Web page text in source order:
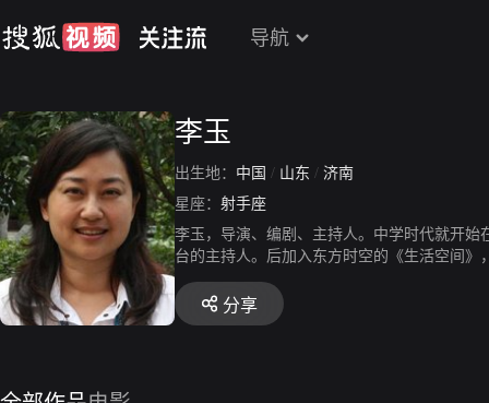
导航
李玉
出生地： 中国 / 山东 / 济南
星座： 射手座
李玉，导演、编剧、主持人。中学时代就开
台的主持人。后加入东方时空的《生活空间
品有《红颜》、《苹果》等。
分享